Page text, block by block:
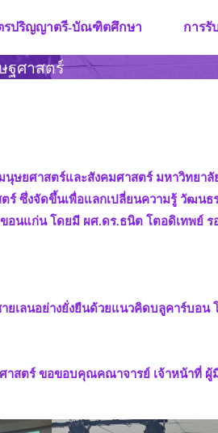
รปริญญาตรี-บัณฑิตศึกษา การรั
ฐศาสตร์
ษยศาสตร์และสังคมศาสตร์ มหาวิทย
ร์ ซึ่งจัดขึ้นเพื่อแลกเปลี่ยนความรู้ วัฒ
อนแก่น โดยมี ผศ.ดร.ธนิต โตอดิเทพ
ยเลนอย่างยั่งยืนด้วยแนวคิดบลูคาร์บ
สตร์ ขอขอบคุณคณาจารย์ เจ้าหน้าที่ ผู้